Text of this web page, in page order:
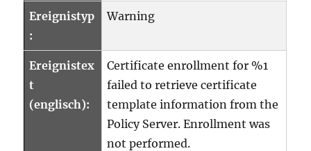
Ereignistyp
:
Warning
Ereignistex
t
(englisch):
Certificate enrollment for %1
failed to retrieve certificate
template information from the
Policy Server. Enrollment was
not performed.